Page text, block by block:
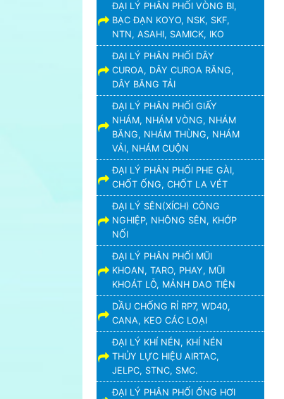
ĐẠI LÝ PHÂN PHỐI VÒNG BI,
BẠC ĐẠN KOYO, NSK, SKF,
NTN, ASAHI, SAMICK, IKO
ĐẠI LÝ PHÂN PHỐI DÂY
CUROA, DÂY CUROA RĂNG,
DÂY BĂNG TẢI
ĐẠI LÝ PHÂN PHỐI GIẤY
NHÁM, NHÁM VÒNG, NHÁM
BĂNG, NHÁM THÙNG, NHÁM
VẢI, NHÁM CUỘN
ĐẠI LÝ PHÂN PHỐI PHE GÀI,
CHỐT ỐNG, CHỐT LA VÉT
ĐẠI LÝ SÊN(XÍCH) CÔNG
NGHIỆP, NHÔNG SÊN, KHỚP
NỐI
ĐẠI LÝ PHÂN PHỐI MŨI
KHOAN, TARO, PHAY, MŨI
KHOÁT LỖ, MẢNH DAO TIỆN
DẦU CHỐNG RỈ RP7, WD40,
CANA, KEO CÁC LOẠI
ĐẠI LÝ KHÍ NÉN, KHÍ NÉN
THỦY LỰC HIỆU AIRTAC,
JELPC, STNC, SMC.
ĐẠI LÝ PHÂN PHỐI ỐNG HƠI